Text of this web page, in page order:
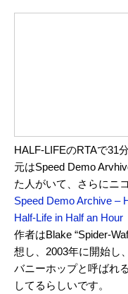
HALF-LIFEのRTAで31
元はSpeed Demo
た人がいて、さらにニ
Speed Demo Archive –
Half-Life in Half an Hour
作者はBlake “Spider-
想し、2003年に開始し
バニーホップと呼ばれ
してるらしいです。